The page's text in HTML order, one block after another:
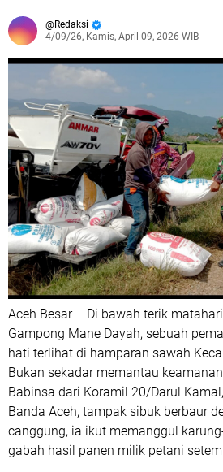
Redaksi
4/09/26, Kamis, April 09, 2026 WIB
Aceh Besar – Di bawah terik
Gampong Mane Dayah, sebuah
hati terlihat di hamparan sawah
Bukan sekadar memantau
Babinsa dari Koramil 20/Darul
Banda Aceh, tampak sibuk berbaur
canggung, ia ikut memanggul
gabah hasil panen milik petani